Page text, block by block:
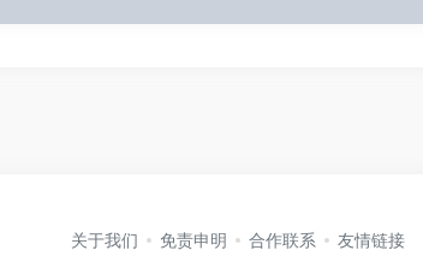
关于我们 免责申明 合作联系 友情链接